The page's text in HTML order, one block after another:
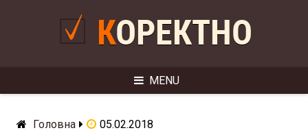
КОРЕКТНО
MENU
Головна 05.02.2018